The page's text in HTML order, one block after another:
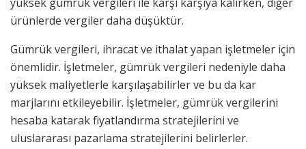
ürünlerde vergiler daha düşüktür.
Gümrük vergileri, ihracat ve ithalat yapan işletmeler için
önemlidir. İşletmeler, gümrük vergileri nedeniyle daha
yüksek maliyetlerle karşılaşabilirler ve bu da kar
marjlarını etkileyebilir. İşletmeler, gümrük vergilerini
hesaba katarak fiyatlandırma stratejilerini ve
uluslararası pazarlama stratejilerini belirlerler.